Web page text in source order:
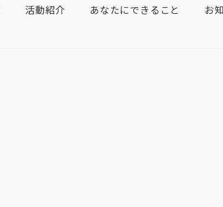
活動紹介 あなたにできること お